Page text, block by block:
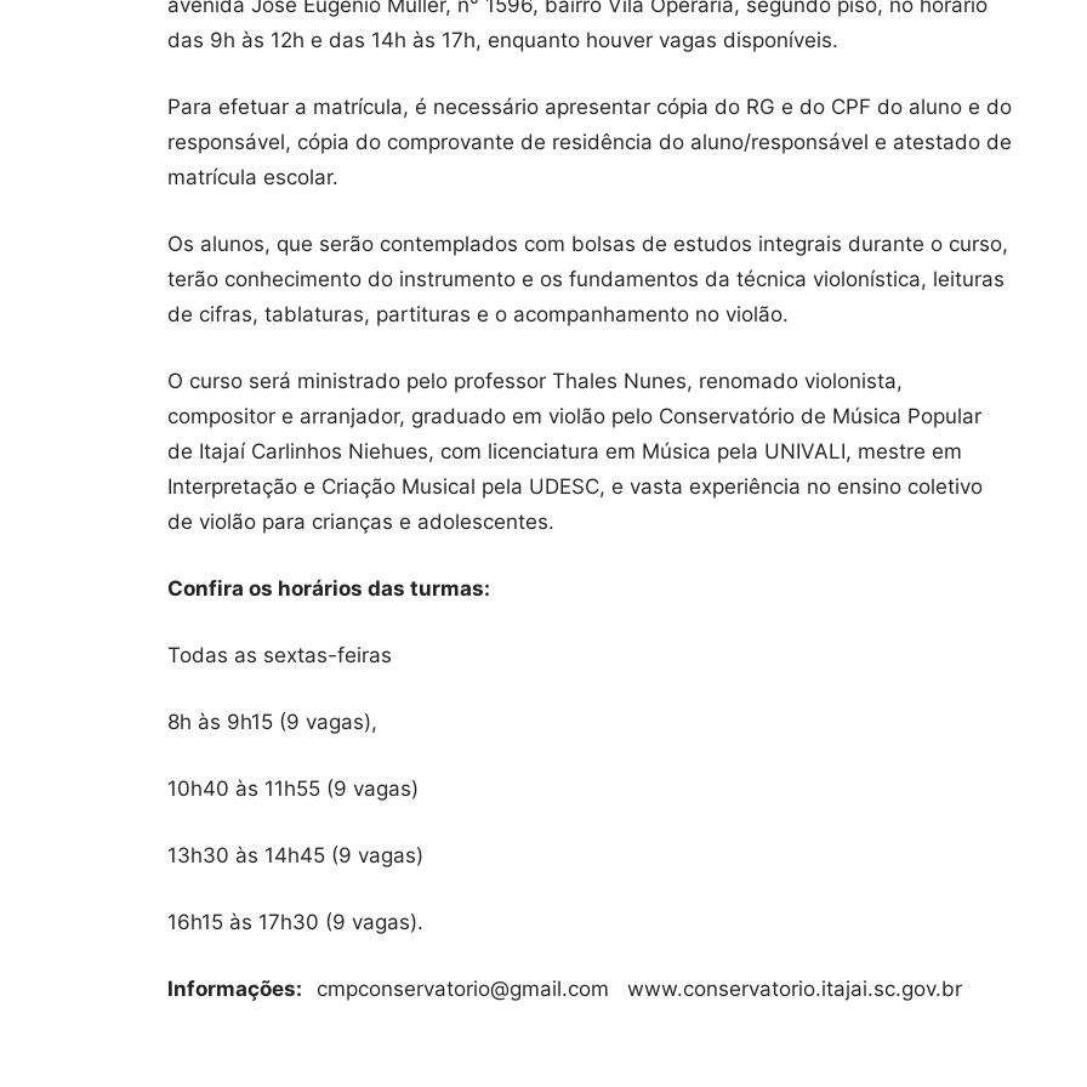
avenida José Eugênio Müller, n° 1596, bairro Vila Operária, segundo piso, no horário
das 9h às 12h e das 14h às 17h, enquanto houver vagas disponíveis.
Para efetuar a matrícula, é necessário apresentar cópia do RG e do CPF do aluno e do
responsável, cópia do comprovante de residência do aluno/responsável e atestado de
matrícula escolar.
Os alunos, que serão contemplados com bolsas de estudos integrais durante o curso,
terão conhecimento do instrumento e os fundamentos da técnica violonística, leituras
de cifras, tablaturas, partituras e o acompanhamento no violão.
O curso será ministrado pelo professor Thales Nunes, renomado violonista,
compositor e arranjador, graduado em violão pelo Conservatório de Música Popular
de Itajaí Carlinhos Niehues, com licenciatura em Música pela UNIVALI, mestre em
Interpretação e Criação Musical pela UDESC, e vasta experiência no ensino coletivo
de violão para crianças e adolescentes.
Confira os horários das turmas:
Todas as sextas-feiras
8h às 9h15 (9 vagas),
10h40 às 11h55 (9 vagas)
13h30 às 14h45 (9 vagas)
16h15 às 17h30 (9 vagas).
Informações: cmpconservatorio@gmail.com www.conservatorio.itajai.sc.gov.br